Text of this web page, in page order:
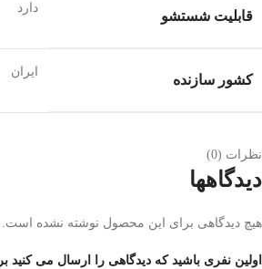
قابلیت شستشو
دارد
کشور سازنده
ایران
نظرات (0)
دیدگاهها
هیچ دیدگاهی برای این محصول نوشته نشده است.
اولین نفری باشید که دیدگاهی را ارسال می کنید برای